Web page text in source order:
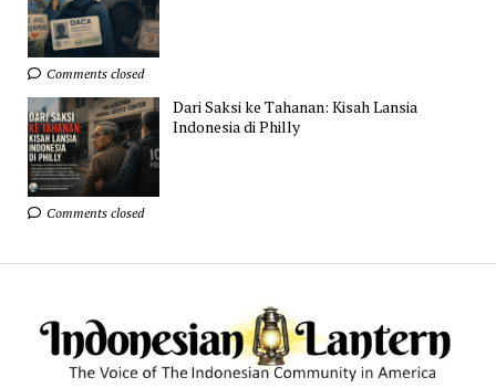
Comments closed
Dari Saksi ke Tahanan: Kisah Lansia
Indonesia di Philly
Comments closed